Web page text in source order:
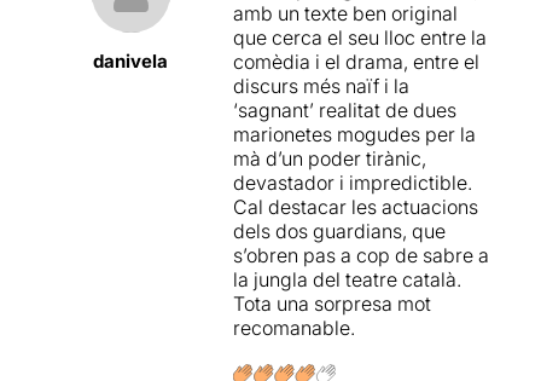
danivela
amb un texte ben original
que cerca el seu lloc entre la
comèdia i el drama, entre el
discurs més naïf i la
‘sagnant’ realitat de dues
marionetes mogudes per la
mà d’un poder tirànic,
devastador i impredictible.
Cal destacar les actuacions
dels dos guardians, que
s’obren pas a cop de sabre a
la jungla del teatre català.
Tota una sorpresa mot
recomanable.